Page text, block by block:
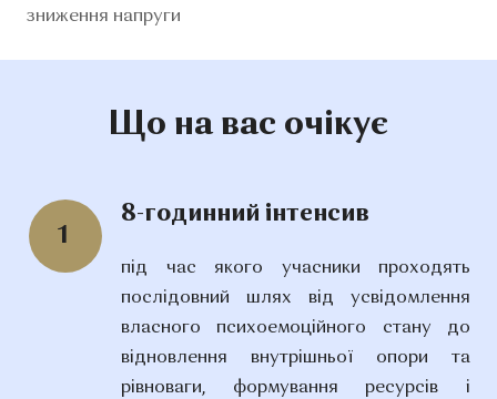
зниження напруги
Що на вас очікує
1
8-годинний інтенсив
під час якого учасники проходять
послідовний шлях від усвідомлення
власного психоемоційного стану до
відновлення внутрішньої опори та
рівноваги, формування ресурсів і